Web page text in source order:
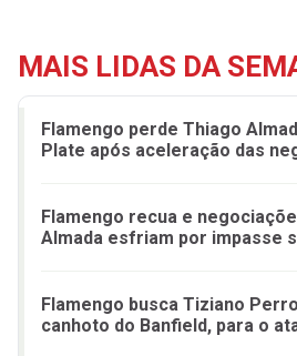
MAIS LIDAS DA
Flamengo perde Thiago
Plate após aceleração das
Flamengo recua e
Almada esfriam por impasse
Flamengo busca Tiziano
canhoto do Banfield, para o